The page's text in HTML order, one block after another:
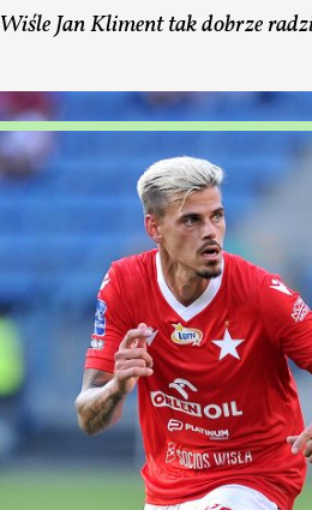
Jan Kliment tak dobrze